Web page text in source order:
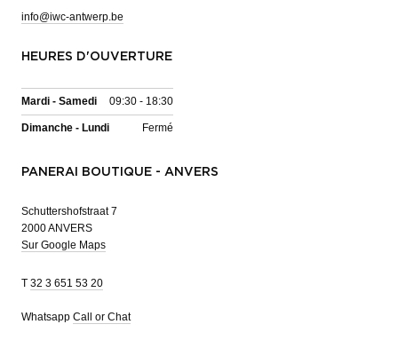
info@iwc-antwerp.be
HEURES D'OUVERTURE
Mardi - Samedi 09:30 - 18:30
Dimanche - Lundi Fermé
PANERAI BOUTIQUE - ANVERS
Schuttershofstraat 7
2000 ANVERS
Sur Google Maps
T 32 3 651 53 20
Whatsapp Call or Chat